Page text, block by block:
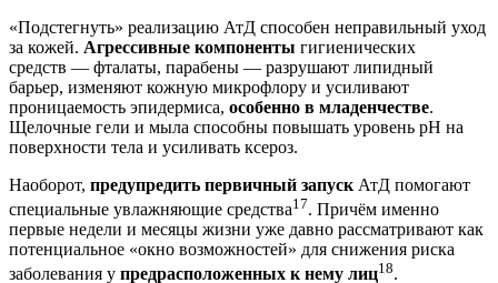
«Подстегнуть» реализацию АтД способен неправильный уход
за кожей. Агрессивные компоненты гигиенических
средств — фталаты, парабены — разрушают липидный
барьер, изменяют кожную микрофлору и усиливают
проницаемость эпидермиса, особенно в младенчестве.
Щелочные гели и мыла способны повышать уровень pH на
поверхности тела и усиливать ксероз.
Наоборот, предупредить первичный запуск АтД помогают
специальные увлажняющие средства17. Причём именно
первые недели и месяцы жизни уже давно рассматривают как
потенциальное «окно возможностей» для снижения риска
заболевания у предрасположенных к нему лиц18.